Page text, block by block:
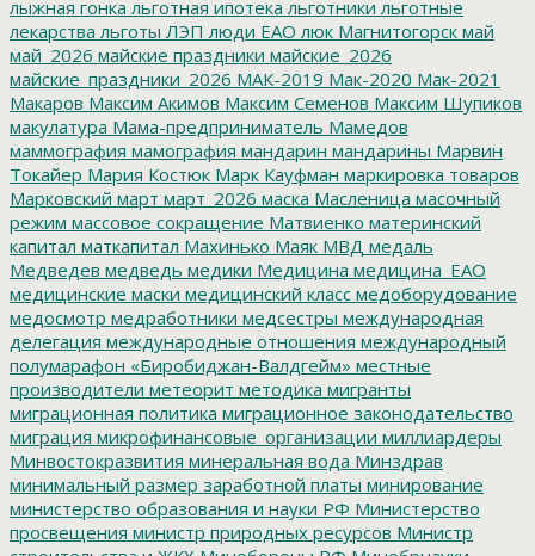
лыжная гонка льготная ипотека льготники льготные
лекарства льготы ЛЭП люди ЕАО люк Магнитогорск май
май_2026 майские праздники майские_2026
майские_праздники_2026 МАК-2019 Мак-2020 Мак-2021
Макаров Максим Акимов Максим Семенов Максим Шупиков
макулатура Мама-предприниматель Мамедов
маммография мамография мандарин мандарины Марвин
Токайер Мария Костюк Марк Кауфман маркировка товаров
Марковский март март_2026 маска Масленица масочный
режим массовое сокращение Матвиенко материнский
капитал маткапитал Махинько Маяк МВД медаль
Медведев медведь медики Медицина медицина_ЕАО
медицинские маски медицинский класс медоборудование
медосмотр медработники медсестры международная
делегация международные отношения международный
полумарафон «Биробиджан-Валдгейм» местные
производители метеорит методика мигранты
миграционная политика миграционное законодательство
миграция микрофинансовые_организации миллиардеры
Минвостокразвития минеральная вода Минздрав
минимальный размер заработной платы минирование
министерство образования и науки РФ Министерство
просвещения министр природных ресурсов Министр